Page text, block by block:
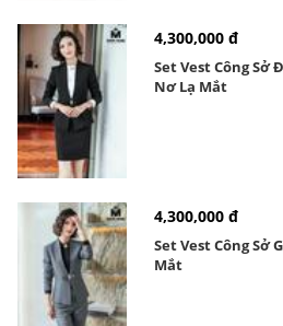
4,300,000 đ
Set Vest Công Sở
Nơ Lạ Mắt
4,300,000 đ
Set Vest Công Sở
Mắt